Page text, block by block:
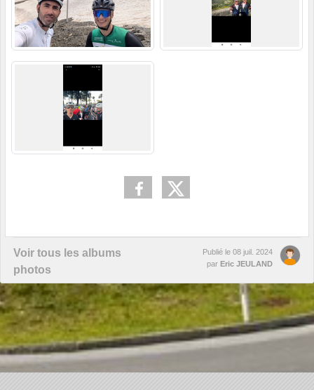
Voir tous les albums
photos
Publié le 08 juil. 2024
par Eric JEULAND